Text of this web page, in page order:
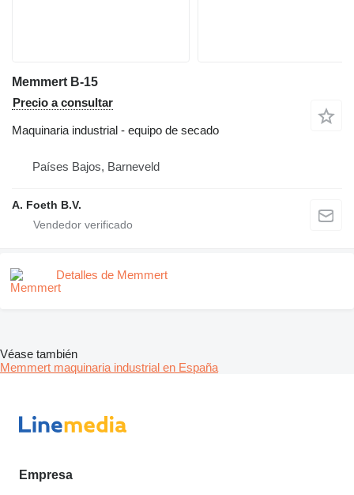
Memmert B-15
Precio a consultar
Maquinaria industrial - equipo de secado
Países Bajos, Barneveld
A. Foeth B.V.
Detalles de Memmert
Véase también
Memmert maquinaria industrial en España
Empresa